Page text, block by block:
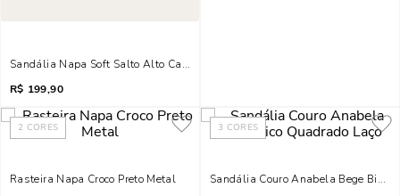
Sandália Napa Soft Salto Alto Caramelo Tiras Finas
R$ 199,90
2 CORES
Rasteira Napa Croco Preto Metal
3 CORES
Sandália Couro Anabela Bege Bico